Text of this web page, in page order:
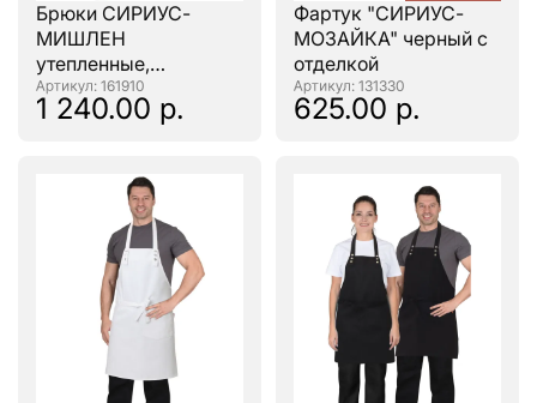
Брюки СИРИУС-
МИШЛЕН
утепленные,
универсальные,
тёмно-синие
: 161910
1 240.00 р.
Фартук "СИРИУС-
МОЗАЙКА" черный с
отделкой
: 131330
625.00 р.